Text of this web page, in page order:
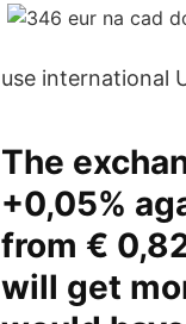
use international
The
+0,05%
from €
will get